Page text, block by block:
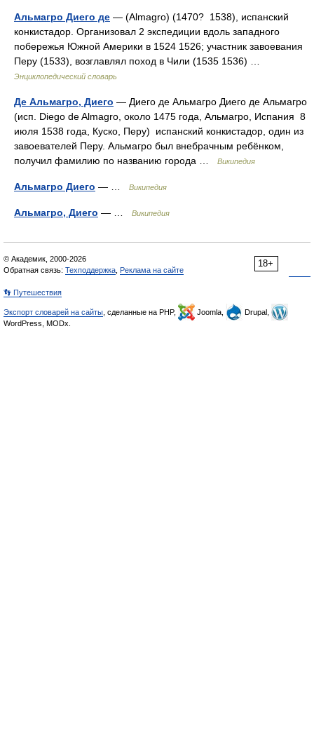
Альмагро Диего де — (Almagro) (1470? 1538), испанский
конкистадор. Организовал 2 экспедиции вдоль западного
побережья Южной Америки в 1524 1526; участник завоевания
Перу (1533), возглавлял поход в Чили (1535 1536) …
Энциклопедический словарь
Де Альмагро, Диего — Диего де Альмагро Диего де Альмагро
(исп. Diego de Almagro, около 1475 года, Альмагро, Испания 8
июля 1538 года, Куско, Перу) испанский конкистадор, один из
завоевателей Перу. Альмагро был внебрачным ребёнком,
получил фамилию по названию города …
Википедия
Альмагро Диего — … Википедия
Альмагро, Диего — … Википедия
18+
© Академик, 2000-2026
Обратная связь: Техподдержка Реклама на сайте
👣 Путешествия
Экспорт словарей на сайты , сделанные на PHP, Joomla,
Drupal,
WordPress, MODx.